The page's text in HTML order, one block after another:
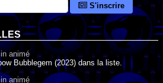
S'inscrire
animé
Bubblegem (2023) dans la liste.
animé